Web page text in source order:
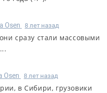
Osen 8 лет назад
сразу стали массовыми
Osen 8 лет назад
в Сибири, грузовики